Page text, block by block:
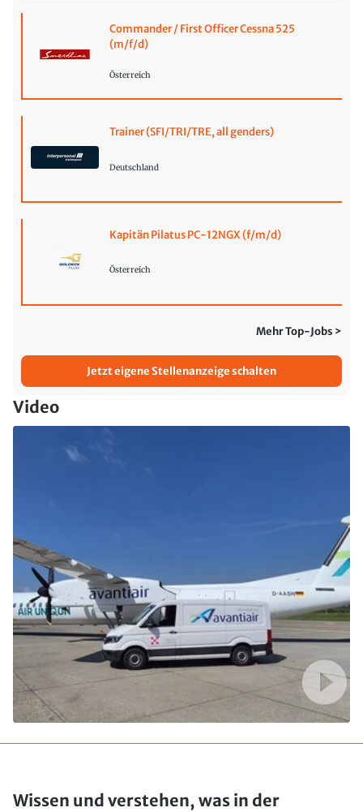
Commander / First Officer Cessna 525
(m/f/d)
Österreich
Trainer (SFI/TRI/TRE, all genders)
Deutschland
Kapitän Pilatus PC-12NGX (f/m/d)
Österreich
Mehr Top-Jobs >
Jetzt eigene Stellenanzeige schalten
Video
Wissen und verstehen, was in der